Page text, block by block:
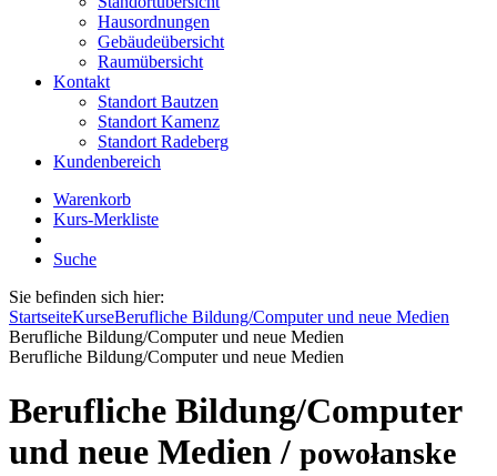
Hausordnungen
Gebäudeübersicht
Raumübersicht
Kontakt
Standort Bautzen
Standort Kamenz
Standort Radeberg
Kundenbereich
Warenkorb
Kurs-Merkliste
Suche
Sie befinden sich hier:
StartseiteKurseBerufliche Bildung/Computer und neue Medien
Berufliche Bildung/Computer und neue Medien
Berufliche Bildung/Computer und neue Medien
Berufliche Bildung/Computer
und neue Medien/ powołanske